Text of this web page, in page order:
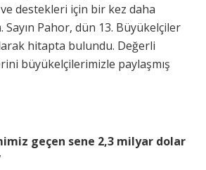
destekleri için bir kez daha
Pahor, dün 13. Büyükelçiler
hitapta bulundu. Değerli
büyükelçilerimizle paylaşmış
geçen sene 2,3 milyar dolar